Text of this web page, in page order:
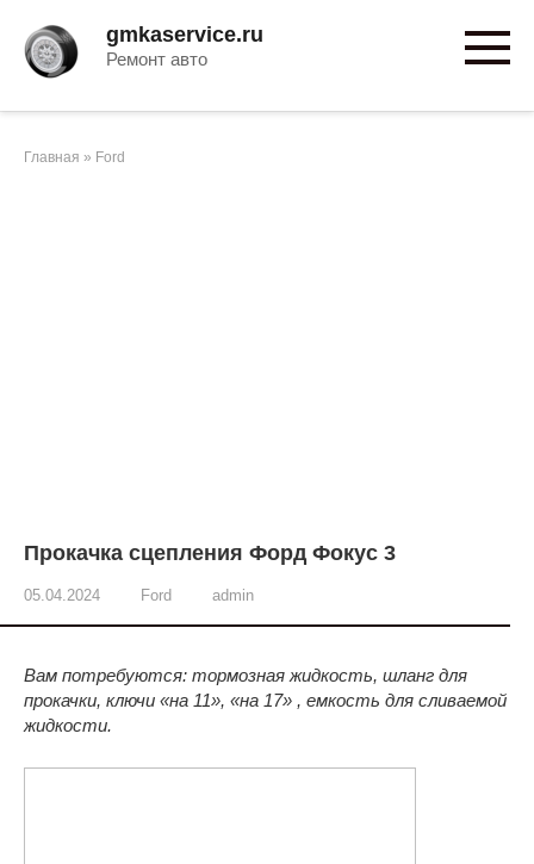
контенту
gmkaservice.ru
Ремонт авто
Главная » Ford
Прокачка сцепления Форд Фокус 3
05.04.2024 Ford admin
Вам потребуются: тормозная жидкость, шланг для
прокачки, ключи «на 11», «на 17» , емкость для сливаемой
жидкости.